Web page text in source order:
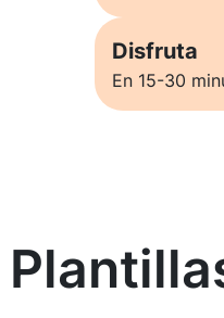
Disfruta
En 15-30